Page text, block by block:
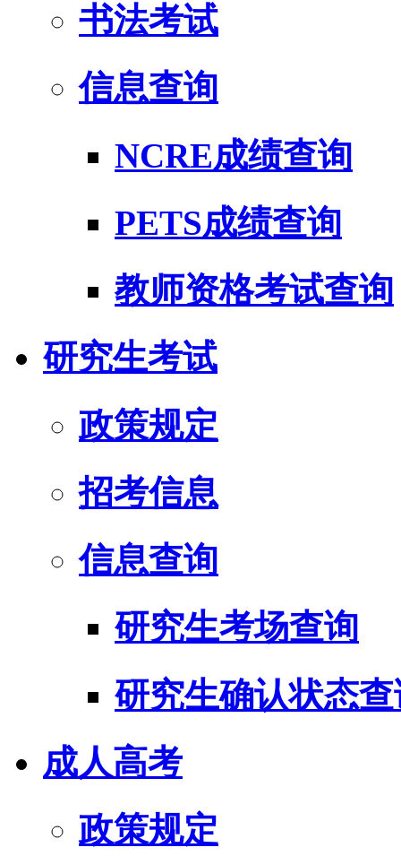
书法考试
信息查询
NCRE成绩查询
PETS成绩查询
教师资格考试查询
研究生考试
政策规定
招考信息
信息查询
研究生考场查询
研究生确认状态
成人高考
政策规定